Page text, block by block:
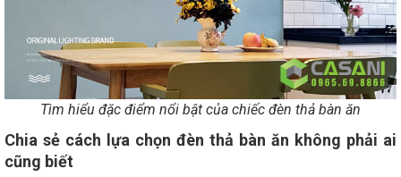
Tìm hiểu đặc điểm nổi bật của chiếc đèn thả bàn ăn
Chia sẻ cách lựa chọn đèn thả bàn ăn không phải ai
cũng biết